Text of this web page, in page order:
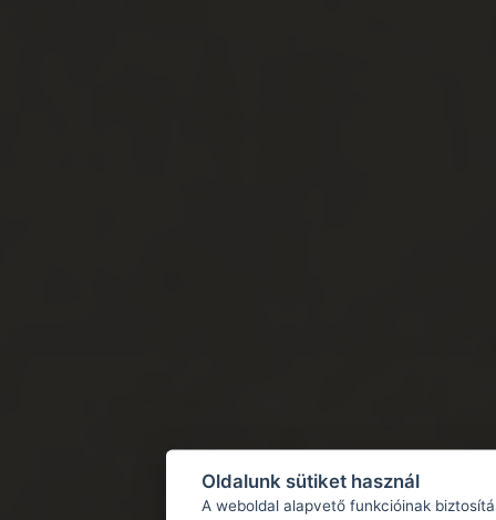
Oldalunk sütiket használ
A weboldal alapvető funkcióinak